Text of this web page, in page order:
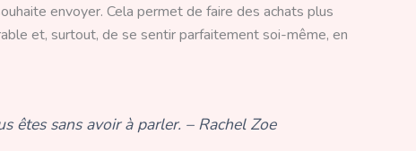
envoyer. Cela permet de faire des achats plus
et, surtout, de se sentir parfaitement soi-même, en
êtes sans avoir à parler. – Rachel Zoe